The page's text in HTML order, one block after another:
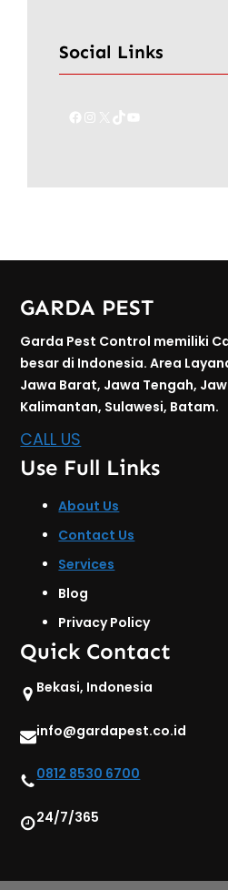
Social Links
Facebook Instagram TikTok YouTube
GARDA PEST
Garda Pest Control memiliki
besar di Indonesia. Area
Jawa Barat, Jawa Tengah,
Kalimantan, Sulawesi, Batam.
CALL US
Use Full Links
About Us
Contact Us
Services
Blog
Privacy Policy
Quick Contact
Bekasi, Indonesia
info@gardapest.co.id
0812 8530 6700
24/7/365